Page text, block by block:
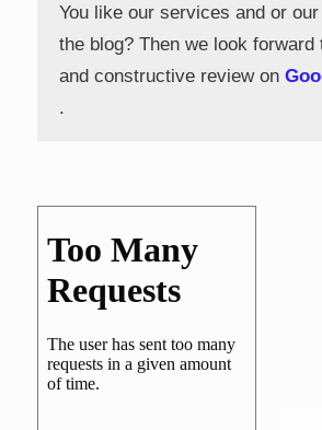
You like our services and or
the blog? Then we look forward
and constructive review on
.